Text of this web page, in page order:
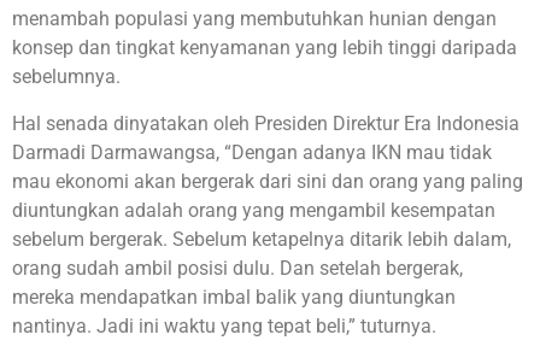
menambah populasi yang membutuhkan hunian dengan
konsep dan tingkat kenyamanan yang lebih tinggi daripada
sebelumnya.
Hal senada dinyatakan oleh Presiden Direktur Era Indonesia
Darmadi Darmawangsa, “Dengan adanya IKN mau tidak
mau ekonomi akan bergerak dari sini dan orang yang paling
diuntungkan adalah orang yang mengambil kesempatan
sebelum bergerak. Sebelum ketapelnya ditarik lebih dalam,
orang sudah ambil posisi dulu. Dan setelah bergerak,
mereka mendapatkan imbal balik yang diuntungkan
nantinya. Jadi ini waktu yang tepat beli,” tuturnya.